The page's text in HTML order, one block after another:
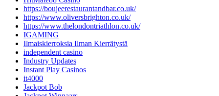
https://boujeerestaurantandbar.co.uk/
https://www.oliversbrighton.co.uk/
https://www.thelondontriathlon.co.uk/
IGAMING
Ilmaiskierroksia Ilman Kierrätystä
independent casino
Industry Updates
Instant Play Casinos
it4000
Jackpot Bob